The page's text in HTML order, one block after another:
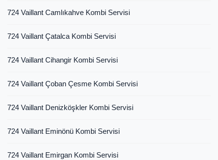
724 Vaillant Camlıkahve Kombi Servisi
724 Vaillant Çatalca Kombi Servisi
724 Vaillant Cihangir Kombi Servisi
724 Vaillant Çoban Çesme Kombi Servisi
724 Vaillant Denizköşkler Kombi Servisi
724 Vaillant Eminönü Kombi Servisi
724 Vaillant Emirgan Kombi Servisi